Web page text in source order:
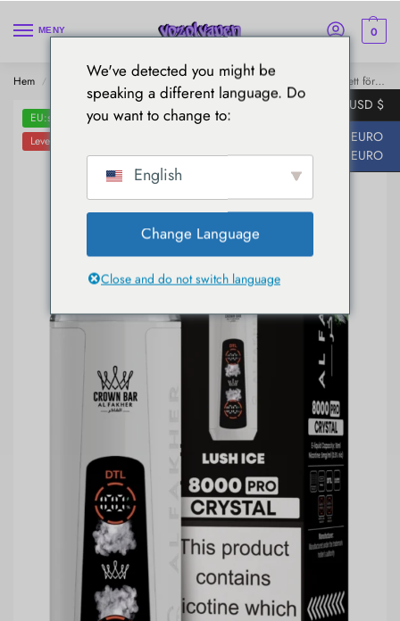
MENY 0
Hem / Al Fakher AL Fakher 8000 Kristall AL Fakher 8000 E-cigarett för engångsbruk - Lush Ice
EU:s lager
Leverans inom 5-7 dagar
USD $
EURO
EURO
We've detected you might be
speaking a different language. Do
you want to change to:
English
Change Language
Close and do not switch language